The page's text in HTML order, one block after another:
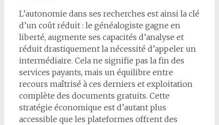
L’autonomie dans ses recherches est ainsi la clé
d’un coût réduit : le généalogiste gagne en
liberté, augmente ses capacités d’analyse et
réduit drastiquement la nécessité d’appeler un
intermédiaire. Cela ne signifie pas la fin des
services payants, mais un équilibre entre
recours maîtrisé à ces derniers et exploitation
complète des documents gratuits. Cette
stratégie économique est d’autant plus
accessible que les plateformes offrent des